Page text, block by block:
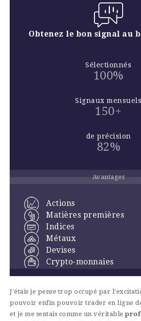
Obtenez le bon signal au
Sélectionnés
100%
Signaux mensuels
150+
de précision
82%
Avantages
Actions
Matières premières
Indices
Métaux
Devises
Crypto-monnaies
J'étais je pense trop occupé par
pouvoir enfin pouvoir trader en ligne
et je me sentais comme un véritable